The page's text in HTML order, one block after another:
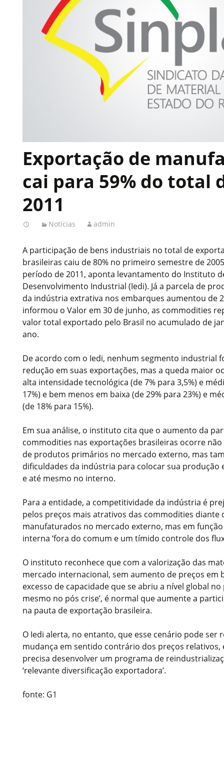
Exportação de
cai para 59% do total
2011
Notícias admin
A participação de bens industriais no total de
brasileiras caiu de 80% no primeiro semestre de
período de 2011, aponta levantamento do Instituto
Desenvolvimento Industrial (Iedi). Já a parcela de
da indústria extrativa nos embarques aumentou de
informou o Valor em 30 de junho, as commodities
valor total exportado pelo Brasil no acumulado de
ano.
De acordo com o Iedi, nenhum segmento industrial
redução em suas exportações, mas a queda maior
alta intensidade tecnológica (de 7% para 3,5%) e
17%) e bem menos em baixa (de 29% para 23%) e
(de 18% para 15%).
Em sua análise, o instituto cita que o aumento da
commodities nas exportações brasileiras ocorre não
de produtos primários no mercado externo, mas
dificuldades da indústria para colocar sua produção
e até mesmo no interno.
Para a entidade, a competitividade da indústria é
pelos preços mais atrativos das commodities diante
manufaturados no mercado externo, mas em
interna ‘fora do comum e um tímido controle dos
O instituto reconhece que com a valorização das
mercado internacional, sem aumento de preços em
excesso de capacidade que se abriu a nível global
mesmo no pós crise’, é normal que aumente a
na pauta de exportação brasileira.
O Iedi alerta, no entanto, que esse cenário pode ser
mudança em sentido contrário dos preços relativos,
precisa desenvolver um programa de
‘relevante diversificação exportadora’.
fonte: G1